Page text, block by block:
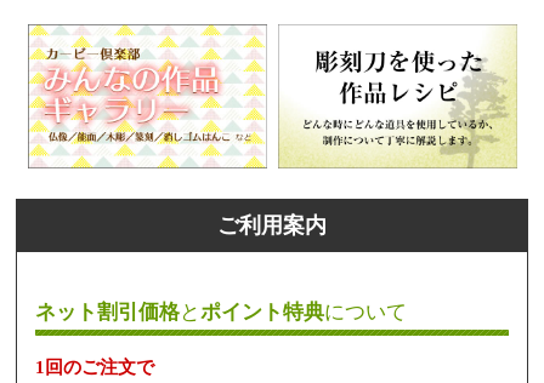
ご利用案内
ネット割引価格とポイント特典について
1回のご注文で